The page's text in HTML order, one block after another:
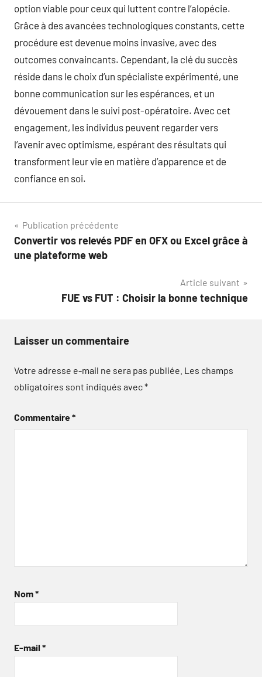
option viable pour ceux qui luttent contre l’alopécie.
Grâce à des avancées technologiques constants, cette
procédure est devenue moins invasive, avec des
outcomes convaincants. Cependant, la clé du succès
réside dans le choix d’un spécialiste expérimenté, une
bonne communication sur les espérances, et un
dévouement dans le suivi post-opératoire. Avec cet
engagement, les individus peuvent regarder vers
l’avenir avec optimisme, espérant des résultats qui
transforment leur vie en matière d’apparence et de
confiance en soi.
Navigation
de
Publication précédente
Convertir vos relevés PDF en OFX ou Excel grâce à
une plateforme web
Article suivant
FUE vs FUT : Choisir la bonne technique
Laisser un commentaire
Votre adresse e-mail ne sera pas publiée. Les champs
obligatoires sont indiqués avec*
Commentaire*
Nom*
E-mail *